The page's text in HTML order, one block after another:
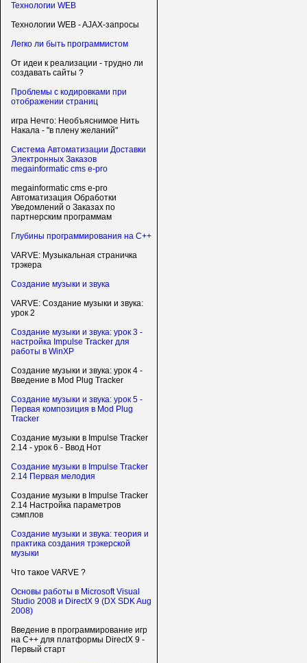
Технологии WEB
Технологии WEB - AJAX-запросы
Легко ли быть программистом
От идеи к реализации - трудно ли
создавать сайты ?
Проблемы с кодировками при
отображении страниц
игра Нечто: Необъяснимое Нить
Накала - "в плену желаний"
Система Автоматизации Доставки
Электронных Заказов
megainformatic cms e-pro
megainformatic cms e-pro
Автоматизация Обработки
Уведомлений о Заказах по
партнерским программам
Глубины программирования на C++
VARVE: Музыкальная страничка
трэкера
Создание музыки и звука
VARVE: Создание музыки и звука:
урок 2
Создание музыки и звука: урок 3 -
настройка Impulse Tracker для
работы в WinXP
Создание музыки и звука: урок 4 -
Введение в Mod Plug Tracker
Создание музыки и звука: урок 5 -
Первая композиция в Mod Plug
Tracker
Создание музыки в Impulse Tracker
2.14 - урок 6 - Ввод Нот
Создание музыки в Impulse Tracker
2.14 Первая мелодия
Создание музыки в Impulse Tracker
2.14 Настройка параметров
сэмплов
Создание музыки и звука: теория и
практика создания трэкерской
музыки
Что такое VARVE ?
Основы работы в Microsoft Visual
Studio 2008 и DirectX 9 (DX SDK Aug
2008)
Введение в программирование игр
на С++ для платформы DirectX 9 -
Первый старт